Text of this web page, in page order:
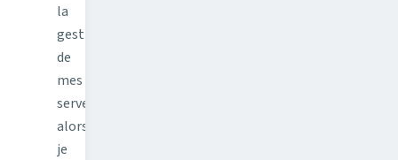
la
gestion
de
mes
serveurs
alors
je